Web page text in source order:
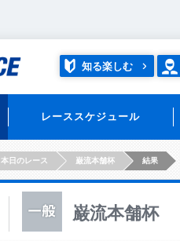
知る楽しむ
レーススケジュール
本日のレース 巌流本舗杯 結果
巌流本舗杯